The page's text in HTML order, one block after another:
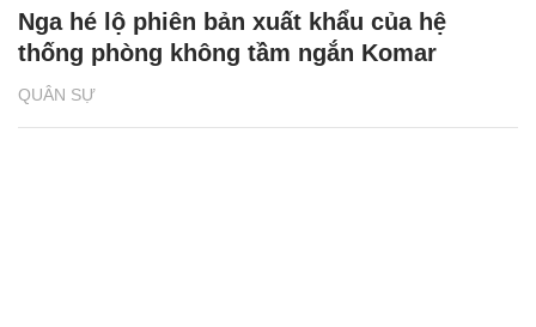
QUÂN SỰ
Nga hé lộ phiên bản xuất khẩu của hệ
thống phòng không tầm ngắn Komar